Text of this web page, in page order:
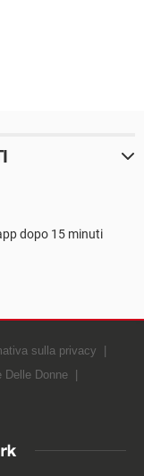
dopo 15 minuti
sulla privacy
Delle Donne